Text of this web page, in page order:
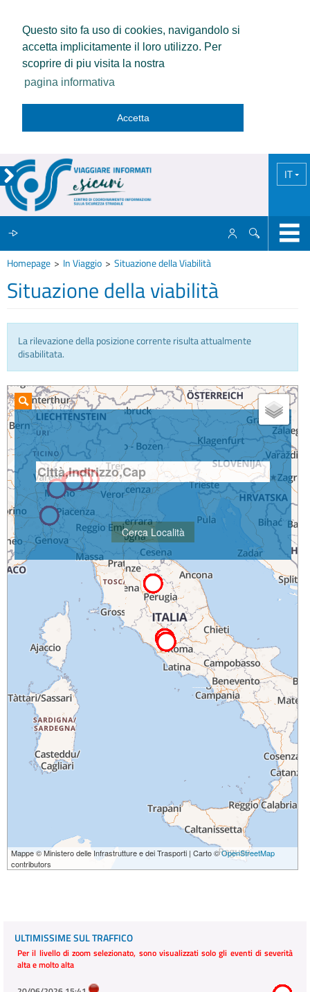
Questo sito fa uso di cookies, navigandolo si
accetta implicitamente il loro utilizzo. Per
scoprire di piu visita la nostra
pagina informativa
Accetta
IT
IL CCISS
INFO E MEDIA
IN VIAGGIO
Homepage In Viaggio Situazione della Viabilità
Situazione della viabilità
La rilevazione della posizione corrente risulta attualmente
disabilitata.
Mappe © Ministero delle Infrastrutture e dei Trasporti | Carto ©OpenStreetMap
contributors
ULTIMISSIME SUL TRAFFICO
Per il livello di zoom selezionato, sono visualizzati solo gli eventi di severità
alta e molto alta